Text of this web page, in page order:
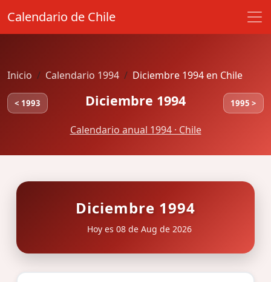
Calendario de Chile
Inicio Calendario 1994 Diciembre 1994 en Chile
< 1993 Diciembre 1994 1995 >
Calendario anual 1994 · Chile
Diciembre 1994
Hoy es 08 de Aug de 2026